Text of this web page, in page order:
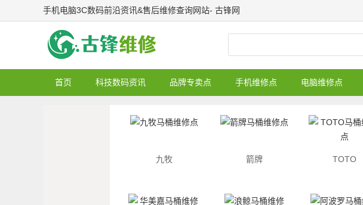
手机电脑3C数码前沿资讯&售后维修查询网站- 古锋网
首页 科技数码资讯 品牌专卖点 手机维修点 电脑维修点
九牧 箭牌 TOTO